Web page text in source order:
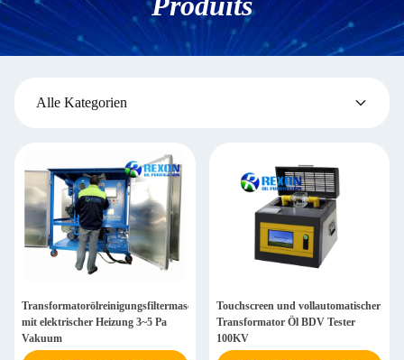
Alle Kategorien
Transformatorölreinigungsfiltermaschine
mit elektrischer Heizung 3~5 Pa
Vakuum
Touchscreen und vollautomatischer
Transformator Öl BDV Tester
100KV